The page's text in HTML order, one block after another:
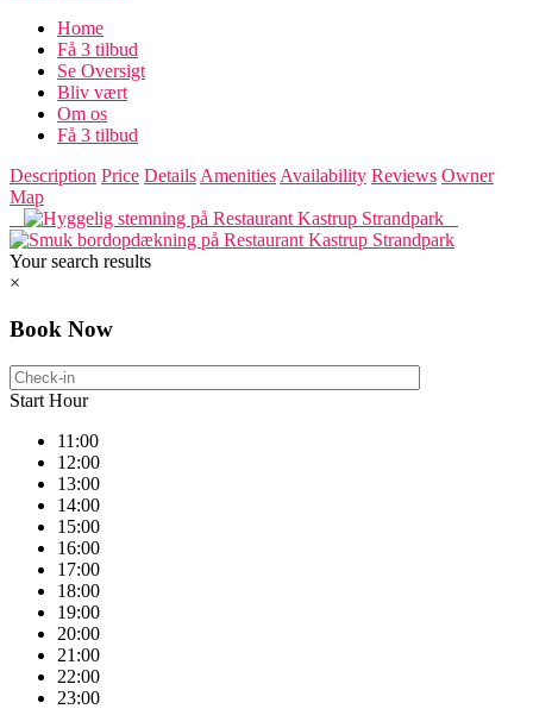
Home
Få 3 tilbud
Se Oversigt
Bliv vært
Om os
Få 3 tilbud
Description Price Details Amenities Availability Reviews Owner
Map
Your search results
×
Book Now
Start Hour
11:00
12:00
13:00
14:00
15:00
16:00
17:00
18:00
19:00
20:00
21:00
22:00
23:00